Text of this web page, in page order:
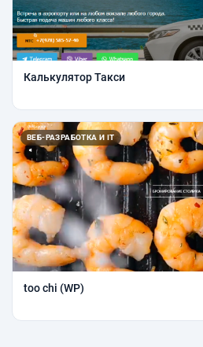
Калькулятор Такси
ВЕБ-РАЗРАБОТКА И IT
too chi (WP)